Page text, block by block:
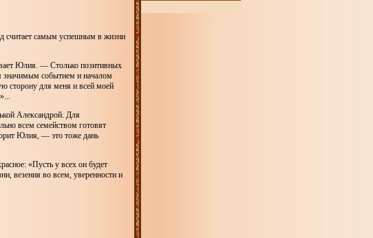
считает самым успешным в жизни
Юлия. — Столько позитивных
значимым событием и началом
сторону для меня и всей моей
Александрой. Для
всем семейством готовят
Юлия, — это тоже дань
«Пусть у всех он будет
везения во всем, уверенности и